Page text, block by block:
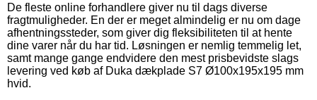
De fleste online forhandlere giver nu til dags diverse
fragtmuligheder. En der er meget almindelig er nu om dage
afhentningssteder, som giver dig fleksibiliteten til at hente
dine varer når du har tid. Løsningen er nemlig temmelig let,
samt mange gange endvidere den mest prisbevidste slags
levering ved køb af Duka dækplade S7 Ø100x195x195 mm
hvid.